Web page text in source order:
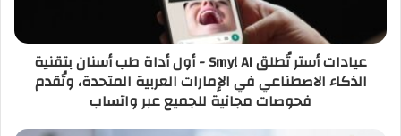
عيادات أستر تُطلق Smyl AI - أول أداة طب أسنان بتقنية
الذكاء الاصطناعي في الإمارات العربية المتحدة، وتُقدم
فحوصات مجانية للجميع عبر واتساب